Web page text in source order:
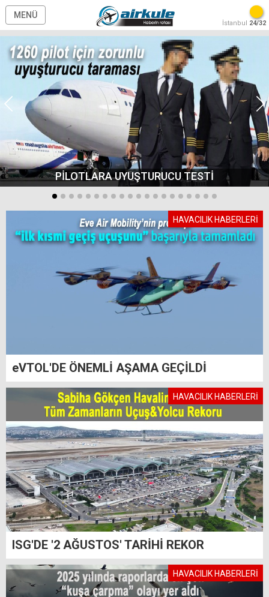
MENÜ
İstanbul 24/32
PİLOTLARA UYUŞTURUCU TESTİ
HAVACILIK HABERLERİ
eVTOL'DE ÖNEMLİ AŞAMA GEÇİLDİ
HAVACILIK HABERLERİ
ISG'DE '2 AĞUSTOS' TARİHİ REKOR
HAVACILIK HABERLERİ